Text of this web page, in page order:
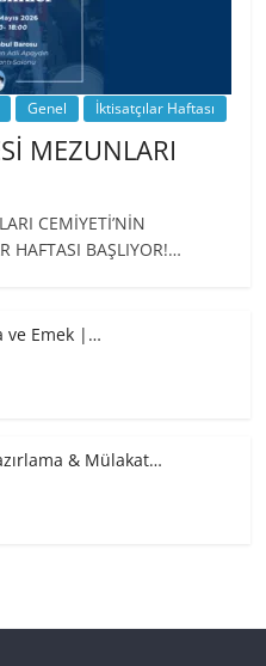
Genel İktisatçılar Haftası
MEZUNLARI
CEMİYETİ’NİN
HAFTASI BAŞLIYOR!…
ve Emek |…
& Mülakat…